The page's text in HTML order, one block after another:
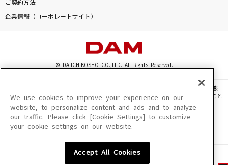
ご契約方法
企業情報（コーポレートサイト）
© DAIICHIKOSHO CO.,LTD. All Rights Reserved.
このサイトに掲載されている一切の文章・画像・写真・動画・音声等を、手段や形態
を問わず、著作権法の定める範囲を超えて無断で複製、転載、ファイル化などすること
を禁じます。
楽曲及びコンテンツは、機種によりご利用いただけない場合があります。
楽曲及びコンテンツの配信日、配信内容が変更になる場合があります。
We use cookies to improve your experience on our
website, to personalize content and ads and to analyze
our traffic. Please click [Cookie Settings] to customize
your cookie settings on our website.
Accept All Cookies